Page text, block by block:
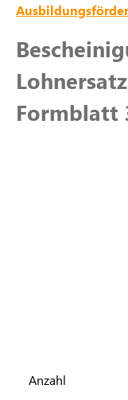
Formblatt
Anzahl